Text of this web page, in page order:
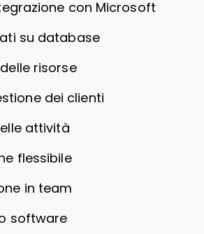
con Microsoft
su database
risorse
dei clienti
attività
flessibile
in team
software